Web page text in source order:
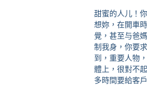
甜蜜的人儿！
想妳，在開車
覺，甚至与爸
制我身，你要
到，重要人物
體上，很對不
多時間要給客